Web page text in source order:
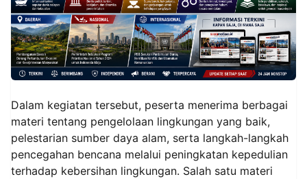
Dalam kegiatan tersebut, peserta menerima berbagai
materi tentang pengelolaan lingkungan yang baik,
pelestarian sumber daya alam, serta langkah-langkah
pencegahan bencana melalui peningkatan kepedulian
terhadap kebersihan lingkungan. Salah satu materi